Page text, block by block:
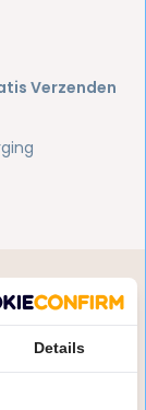
Verzenden
ons aan
Details